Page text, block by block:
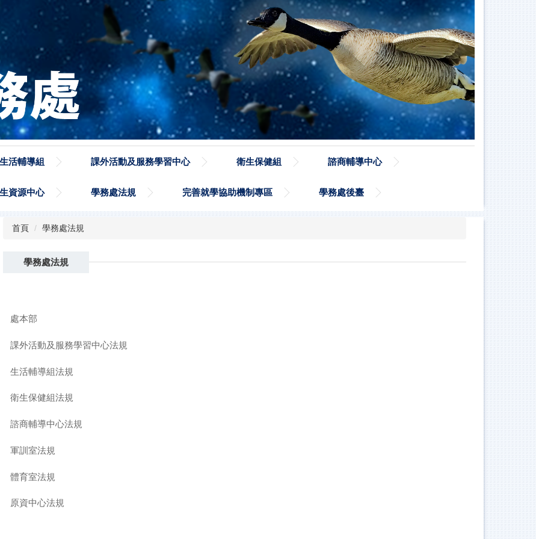
生活輔導組 課外活動及服務學習中心 衛生保健組 諮商輔導中心
資源中心 學務處法規 完善就學協助機制專區 學務處後臺
首頁 學務處法規
學務處法規
處本部
課外活動及服務學習中心法規
生活輔導組法規
衛生保健組法規
諮商輔導中心法規
軍訓室法規
體育室法規
原資中心法規